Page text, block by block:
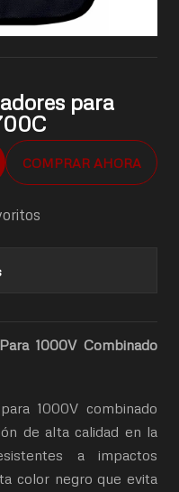
para
COMPRAR AHORA
1000V Combinado
1000V combinado
de alta calidad en la
a impactos
color negro que evita